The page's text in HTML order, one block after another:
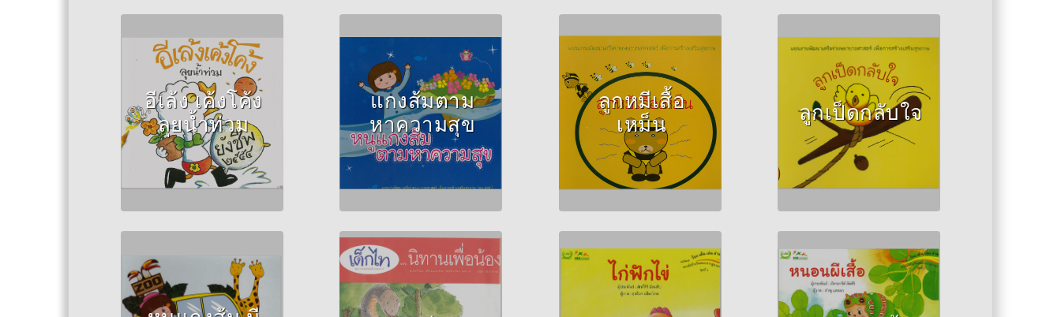
อีเล้ง เค้งโค้ง
ลุยน้ำท่วม
Author :ครูชีวัน
แกงส้มตาม
หาความสุข
วัฒนกุล
ลูกหมีเสื้อ
เหม็น
Author :วินัดดา ทอง
ปลิว
ลูกเป็ดกลับใจ
Author :วินัดดา ทอง
ปลิว
Author :วินัดดา ทอง
ปลิว
Author :ปิยพร
เศรษฐศิริไพบูรณ์
Author :ศักดิ์สิริ มีสม
สืบ
Author :ภัทรจารีย์ อัย
สิริ